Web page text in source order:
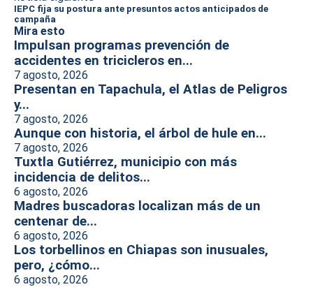
IEPC fija su postura ante presuntos actos anticipados de
campaña
Mira esto
Impulsan programas prevención de
accidentes en tricicleros en...
7 agosto, 2026
Presentan en Tapachula, el Atlas de Peligros
y...
7 agosto, 2026
Aunque con historia, el árbol de hule en...
7 agosto, 2026
Tuxtla Gutiérrez, municipio con más
incidencia de delitos...
6 agosto, 2026
Madres buscadoras localizan más de un
centenar de...
6 agosto, 2026
Los torbellinos en Chiapas son inusuales,
pero, ¿cómo...
6 agosto, 2026